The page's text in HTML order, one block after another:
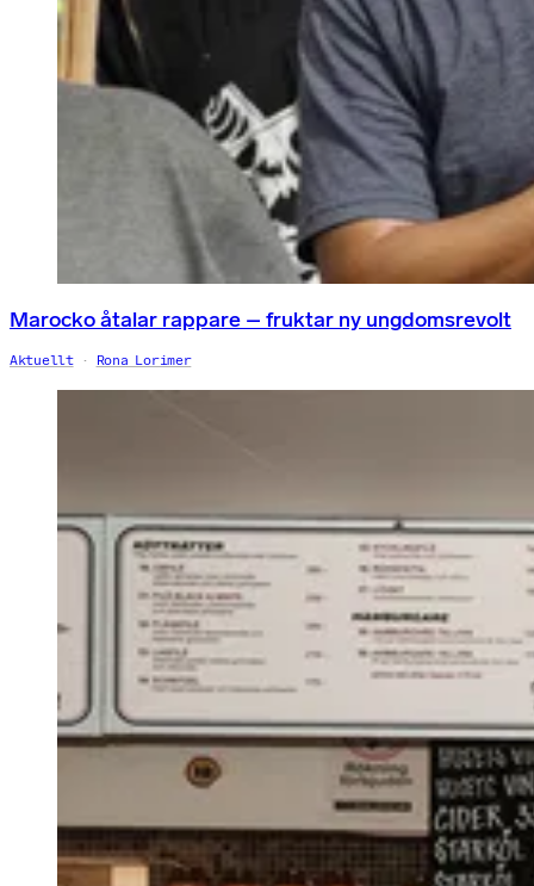
Marocko åtalar rappare – fruktar ny ungdomsrevolt
Aktuellt Rona Lorimer